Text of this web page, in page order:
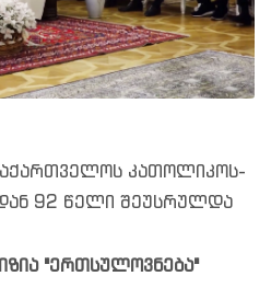
კათოლიკოს-
92 წელი შეუსრულდა
"ერთსულოვნება"